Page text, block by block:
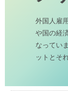
外国人雇
や国の経
なってい
ットとそ